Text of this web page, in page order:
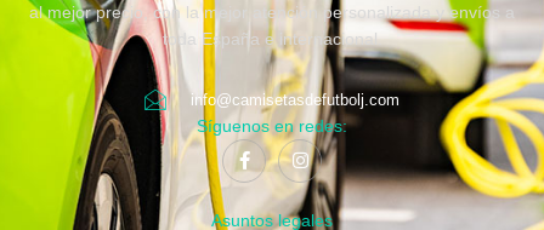
al mejor precio, con la mejor atención personalizada y envíos a
toda España e internacional.
info@camisetasdefutbolj.com
Síguenos en redes:
Asuntos legales